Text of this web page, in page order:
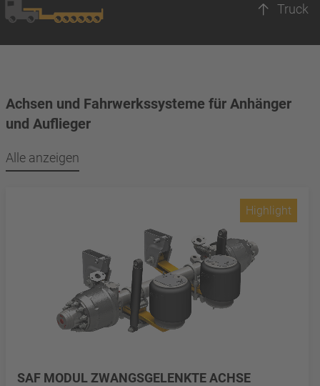
Truck
Achsen und Fahrwerkssysteme für Anhänger
und Auflieger
Alle anzeigen
SAF MODUL ZWANGSGELENKTE ACHSE
Highlight